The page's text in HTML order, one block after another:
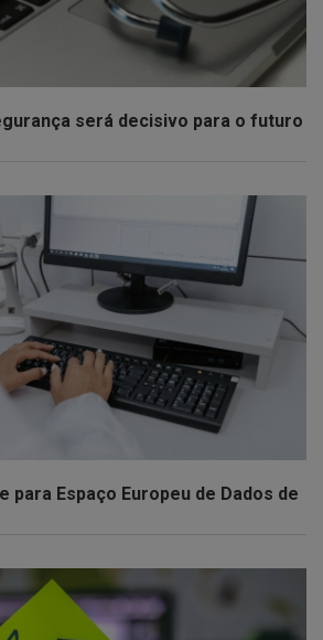
será decisivo para o futuro
para Espaço Europeu de Dados de